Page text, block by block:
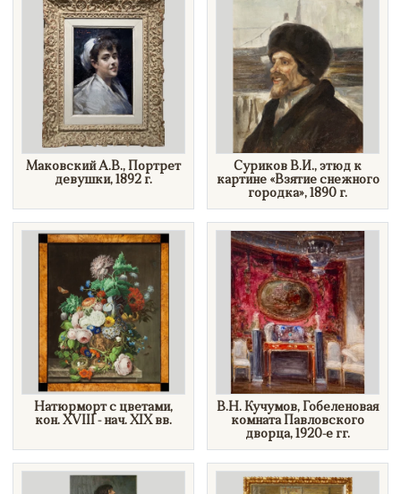
Маковский А.В., Портрет
девушки, 1892 г.
Суриков В.И., этюд к
картине «Взятие снежного
городка», 1890 г.
Натюрморт с цветами,
кон. XVIII - нач. XIX вв.
B.Н. Кучумов, Гобеленовая
комната Павловского
дворца, 1920-е гг.